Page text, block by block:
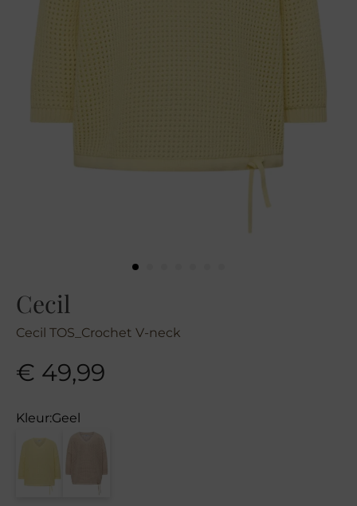
Cecil
Cecil TOS_Crochet V-neck
€ 49,99
Kleur:Geel